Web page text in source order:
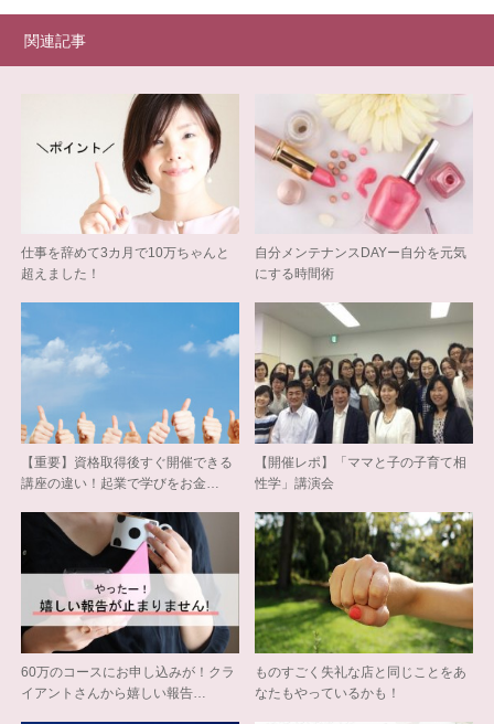
関連記事
仕事を辞めて3カ月で10万ちゃんと
超えました！
自分メンテナンスDAYー自分を元気
にする時間術
【重要】資格取得後すぐ開催できる
講座の違い！起業で学びをお金…
【開催レポ】「ママと子の子育て相
性学」講演会
60万のコースにお申し込みが！クラ
イアントさんから嬉しい報告…
ものすごく失礼な店と同じことをあ
なたもやっているかも！